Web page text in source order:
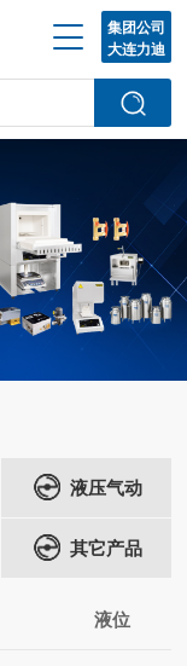
集团公司
大连力迪
液压气动
其它产品
液位